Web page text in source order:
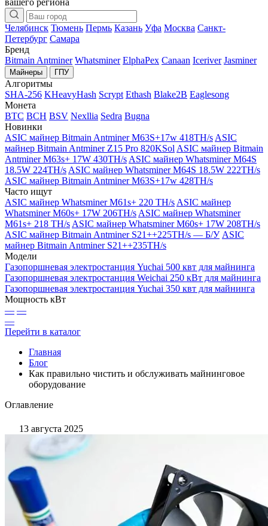
Челябинск Тюмень Пермь Казань Уфа Москва Санкт-
Петербург Самара
Бренд
Bitmain Antminer Whatsminer ElphaPex Canaan Iceriver Jasminer
Майнеры ГПУ
Алгоритмы
SHA-256 KHeavyHash Scrypt Ethash Blake2B Eaglesong
Монета
BTC BCH BSV Nexllia Sedra Bugna
Новинки
ASIC майнер Bitmain Antminer M63S+17w 418TH/s ASIC
майнер Bitmain Antminer Z15 Pro 820KSol ASIC майнер Bitmain
Antminer M63s+ 17W 430TH/s ASIC майнер Whatsminer M64S
18.5W 224TH/s ASIC майнер Whatsminer M64S 18.5W 222TH/s
ASIC майнер Bitmain Antminer M63S+17w 428TH/s
Часто ищут
ASIC майнер Whatsminer M61s+ 220 TH/s ASIC майнер
Whatsminer M60s+ 17W 206TH/s ASIC майнер Whatsminer
M61s+ 218 TH/s ASIC майнер Whatsminer M60s+ 17W 208TH/s
ASIC майнер Bitmain Antminer S21++225TH/s — Б/У ASIC
майнер Bitmain Antminer S21++235TH/s
Модели
Газопоршневая электростанция Yuchai 500 квт для майнинга
Газопоршневая электростанция Weichai 250 кВт для майнинга
Газопоршневая электростанция Yuchai 350 квт для майнинга
Мощность кВт
— —
—
Перейти в каталог
Главная
Блог
Как правильно чистить и обслуживать майнинговое
оборудование
Оглавление
13 августа 2025